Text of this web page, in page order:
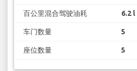
百公里混合驾驶油耗 6.2 l
车门数量 5
座位数量 5